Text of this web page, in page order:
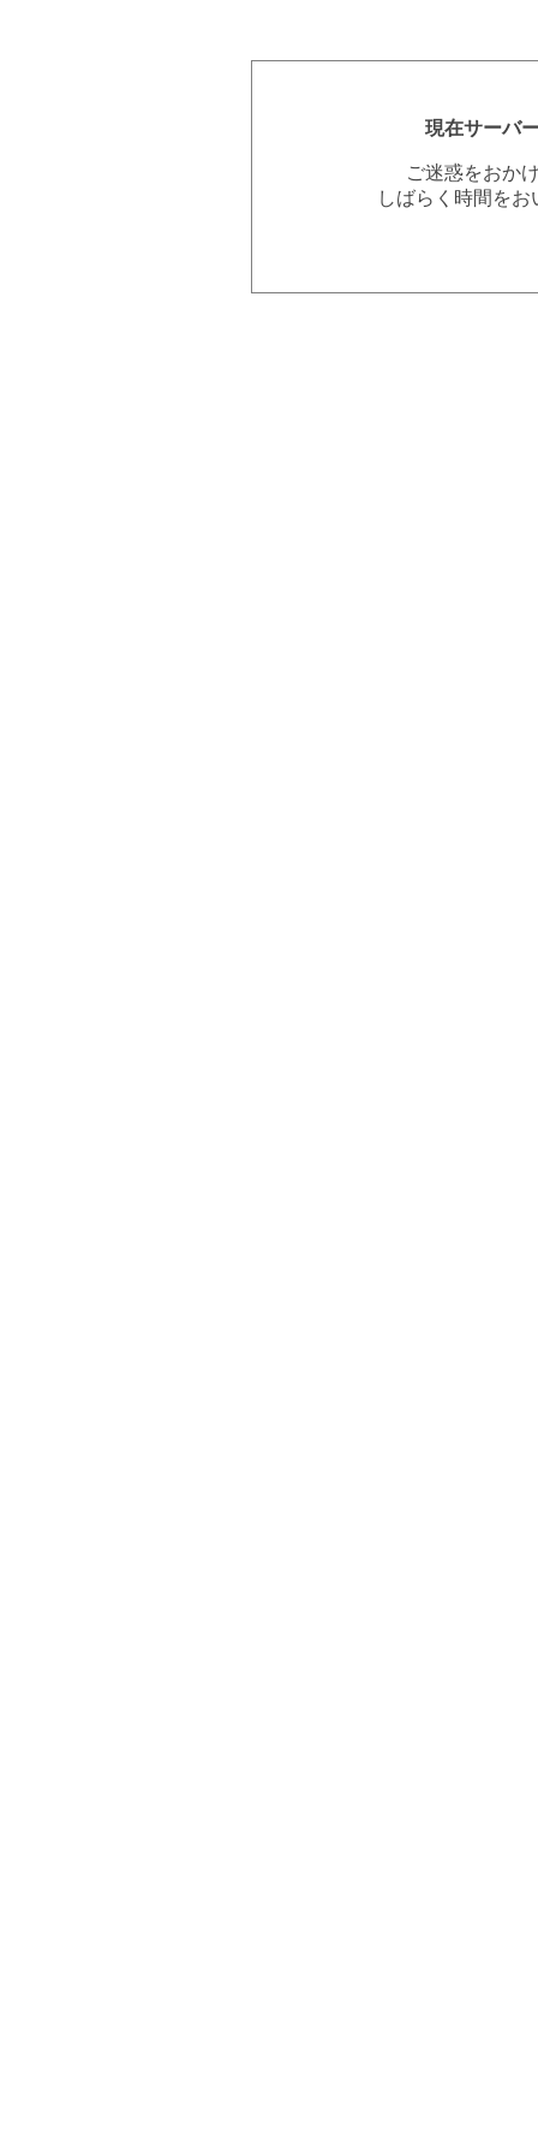
現在サーバ
ご迷惑をおか
しばらく時間を